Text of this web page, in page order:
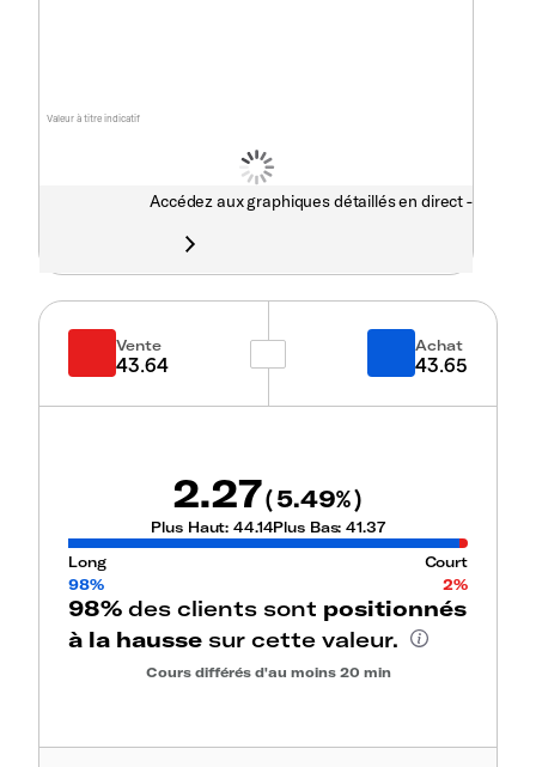
Valeur à titre indicatif
Accédez aux graphiques détaillés en direct -
Vente
43.64
Achat
43.65
2.27(5.49%)
Plus Haut:44.14Plus Bas:41.37
Long
Court
98%
2%
98% des clients sont positionnés
à la hausse sur cette valeur.
Cours différés d'au moins 20 min